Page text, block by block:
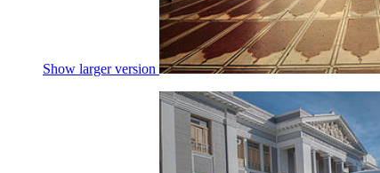
Show larger version